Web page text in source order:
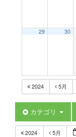
29 30
2024 5月
カテゴリ
2024 5月